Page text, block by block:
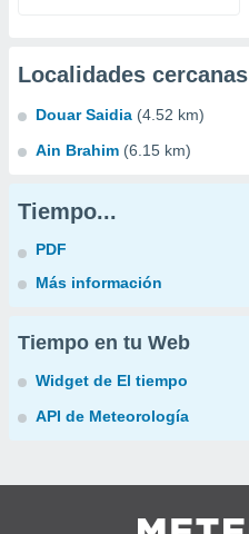
Localidades cercanas
Douar Saidia (4.52 km)
Ain Brahim (6.15 km)
Tiempo...
PDF
Más información
Tiempo en tu Web
Widget de El tiempo
API de Meteorología